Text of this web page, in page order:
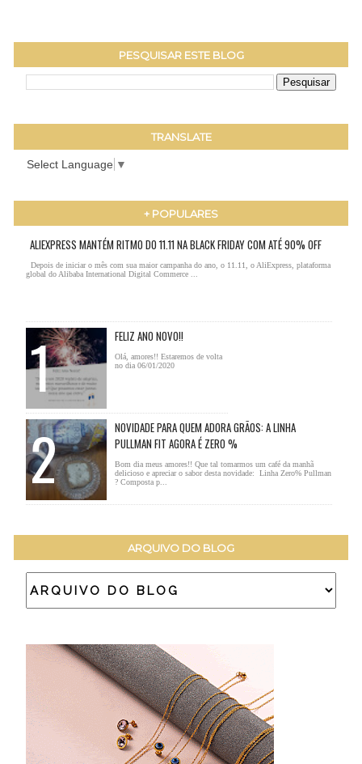
PESQUISAR ESTE BLOG
TRANSLATE
Select Language ▼
+ POPULARES
ALIEXPRESS MANTÉM RITMO DO 11.11 NA BLACK FRIDAY COM ATÉ 90% OFF
Depois de iniciar o mês com sua maior campanha do ano, o 11.11, o AliExpress, plataforma
global do Alibaba International Digital Commerce ...
FELIZ ANO NOVO!!
Olá, amores!! Estaremos de volta
no dia 06/01/2020
NOVIDADE PARA QUEM ADORA GRÃOS: A LINHA
PULLMAN FIT AGORA É ZERO %
Bom dia meus amores!! Que tal tomarmos um café da manhã
delicioso e apreciar o sabor desta novidade: Linha Zero% Pullman
? Composta p...
ARQUIVO DO BLOG